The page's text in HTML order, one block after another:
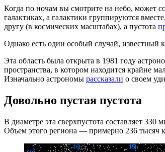
Когда по ночам вы смотрите на небо, может
галактиках, а галактики группируются
другу (в космических масштабах), а пустота
Однако есть один особый случай, известный
Эта область была открыта в 1981 году
пространства, в котором находится крайне
Изначально астрономы рассказали о своем
Довольно пустая пустота
В диаметре эта сверхпустота составляет
Объем этого региона — примерно 236 тысяч